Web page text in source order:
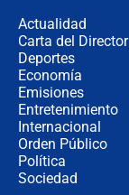
Actualidad
Carta del Director
Deportes
Economía
Emisiones
Entretenimiento
Internacional
Orden Público
Política
Sociedad